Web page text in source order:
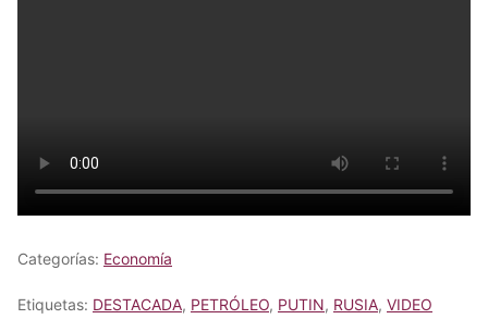
Categorías: Economía
Etiquetas: DESTACADA, PETRÓLEO, PUTIN, RUSIA, VIDEO